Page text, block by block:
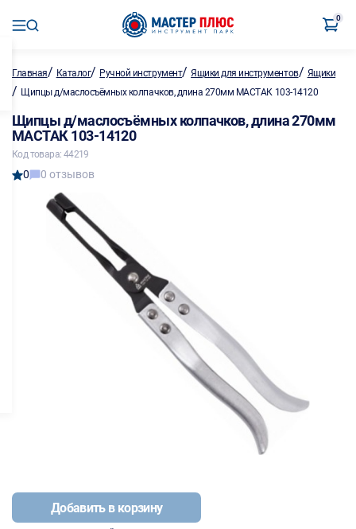
0
Главная/ Каталог/ Ручной инструмент/Ящики для инструментов/ Ящики
/ Щипцы д/маслосъёмных колпачков, длина 270мм МАСТАК 103-14120
Щипцы д/маслосъёмных колпачков, длина 270мм
МАСТАК 103-14120
Код товара: 44219
0 0 отзывов
Добавить в корзину